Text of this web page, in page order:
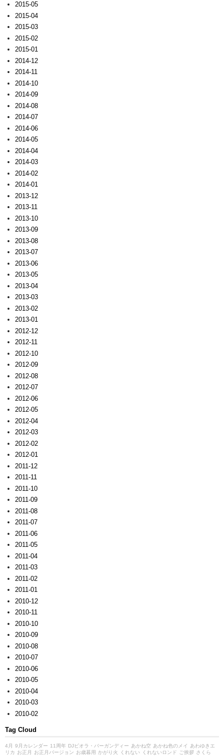
2015-05
2015-04
2015-03
2015-02
2015-01
2014-12
2014-11
2014-10
2014-09
2014-08
2014-07
2014-06
2014-05
2014-04
2014-03
2014-02
2014-01
2013-12
2013-11
2013-10
2013-09
2013-08
2013-07
2013-06
2013-05
2013-04
2013-03
2013-02
2013-01
2012-12
2012-11
2012-10
2012-09
2012-08
2012-07
2012-06
2012-05
2012-04
2012-03
2012-02
2012-01
2011-12
2011-11
2011-10
2011-09
2011-08
2011-07
2011-06
2011-05
2011-04
2011-03
2011-02
2011-01
2010-12
2010-11
2010-10
2010-09
2010-08
2010-07
2010-06
2010-05
2010-04
2010-03
2010-02
Tag Cloud
4月 9月カレンダー 11周年 DJビオラ・バーガンディー あかね空 あかね色のメイ
あわゆきエ
リカ お正月 お正月バージョン お歳暮用 かがり火 くれない くれないロンド ご挨拶 さくら